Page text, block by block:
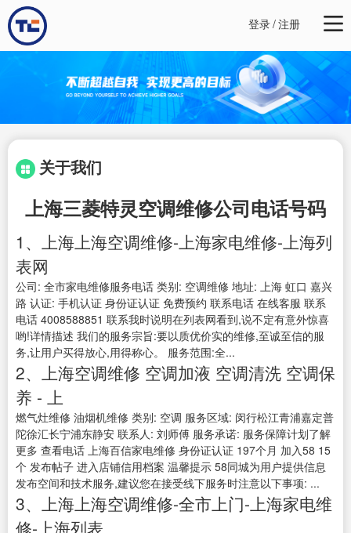
登录/注册
关于我们
上海三菱特灵空调维修公司电话号码
1、上海上海空调维修-上海家电维修-上海列
表网
公司: 全市家电维修服务电话 类别: 空调维修 地址: 上海 虹口 嘉兴
路 认证: 手机认证 身份证认证 免费预约 联系电话 在线客服 联系
电话 4008588851 联系我时说明在列表网看到,说不定有意外惊喜
哟!详情描述 我们的服务宗旨:要以质优价实的维修,至诚至信的服
务,让用户买得放心,用得称心。 服务范围:全...
2、上海空调维修 空调加液 空调清洗 空调保
养 - 上
燃气灶维修 油烟机维修 类别: 空调 服务区域: 闵行松江青浦嘉定普
陀徐汇长宁浦东静安 联系人: 刘师傅 服务承诺: 服务保障计划了解
更多 查看电话 上海百信家电维修 身份证认证 197个月 加入58 15
个 发布帖子 进入店铺信用档案 温馨提示 58同城为用户提供信息
发布空间和技术服务,建议您在接受线下服务时注意以下事项: ...
3、上海上海空调维修-全市上门-上海家电维
修-上海列表